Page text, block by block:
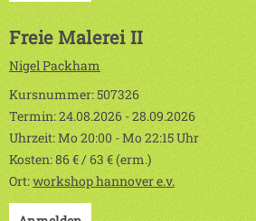
Freie Malerei II
Nigel Packham
Kursnummer: 507326
Termin: 24.08.2026 - 28.09.2026
Uhrzeit: Mo 20:00 - Mo 22:15 Uhr
Kosten: 86 € / 63 € (erm.)
Ort:workshop hannover e.v.